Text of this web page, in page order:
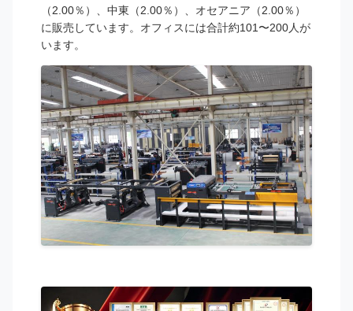
（2.00％）、中東（2.00％）、オセアニア（2.00％）
に販売しています。オフィスには合計約101〜200人が
います。